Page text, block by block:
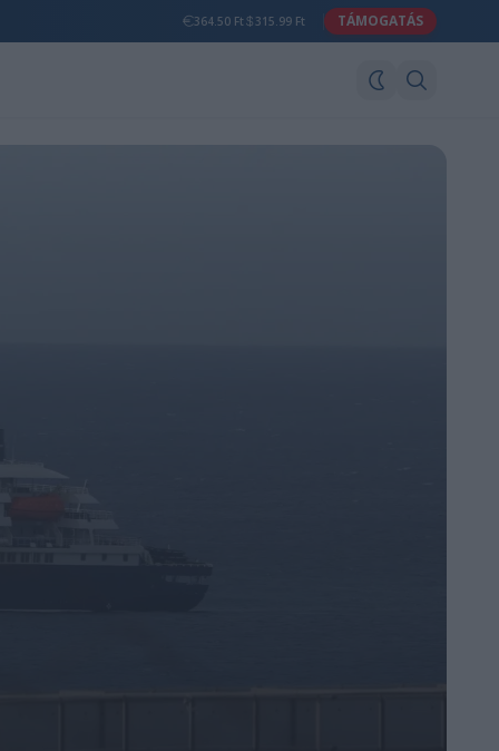
364.50 Ft 315.99 Ft TÁMOGATÁS